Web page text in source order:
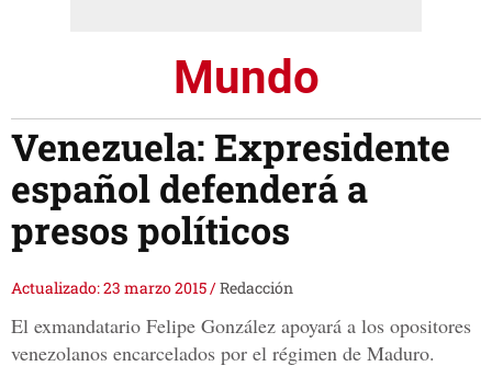
Mundo
Venezuela: Expresidente
español defenderá a
presos políticos
Actualizado: 23 marzo 2015/Redacción
El exmandatario Felipe González apoyará a los opositores
venezolanos encarcelados por el régimen de Maduro.